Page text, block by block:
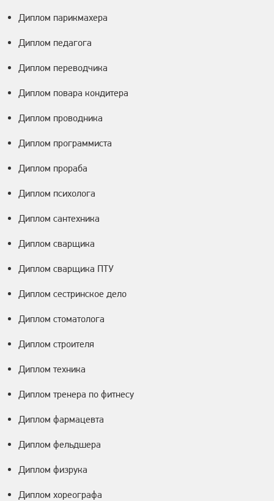
Диплом парикмахера
Диплом педагога
Диплом переводчика
Диплом повара кондитера
Диплом проводника
Диплом программиста
Диплом прораба
Диплом психолога
Диплом сантехника
Диплом сварщика
Диплом сварщика ПТУ
Диплом сестринское дело
Диплом стоматолога
Диплом строителя
Диплом техника
Диплом тренера по фитнесу
Диплом фармацевта
Диплом фельдшера
Диплом физрука
Диплом хореографа